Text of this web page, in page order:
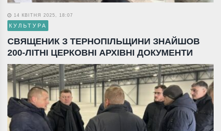
14 КВІТНЯ 2025, 18:07
КУЛЬТУРА
СВЯЩЕНИК З ТЕРНОПІЛЬЩИНИ ЗНАЙШОВ
200-ЛІТНІ ЦЕРКОВНІ АРХІВНІ ДОКУМЕНТИ